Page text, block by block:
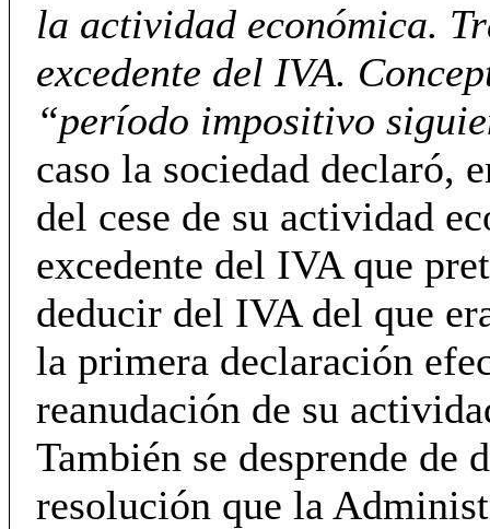
la actividad económica.
excedente del IVA.
“período impositivo
caso la sociedad declaró,
del cese de su actividad
excedente del IVA que
deducir del IVA del que
la primera declaración
reanudación de su
También se desprende de
resolución que la